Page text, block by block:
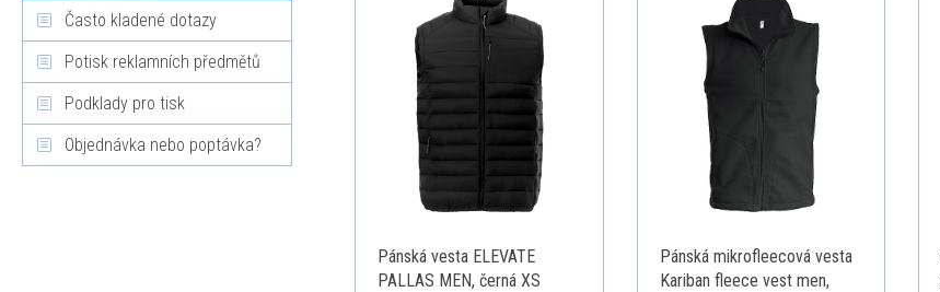
Často kladené dotazy
Potisk reklamních předmětů
Podklady pro tisk
Objednávka nebo poptávka?
Pánská vesta ELEVATE
PALLAS MEN, černá XS
Pánská mikrofleecová vesta
Kariban fleece vest men,